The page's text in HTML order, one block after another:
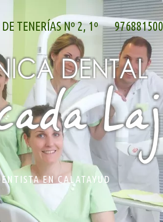
TENERÍAS Nº 2, 1º 976881500
EN CALATAYUD